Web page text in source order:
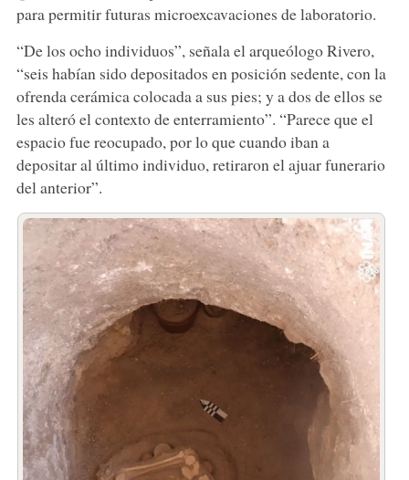
para permitir futuras microexcavaciones de laboratorio.
“De los ocho individuos”, señala el arqueólogo Rivero,
“seis habían sido depositados en posición sedente, con la
ofrenda cerámica colocada a sus pies; y a dos de ellos se
les alteró el contexto de enterramiento”. “Parece que el
espacio fue reocupado, por lo que cuando iban a
depositar al último individuo, retiraron el ajuar funerario
del anterior”.